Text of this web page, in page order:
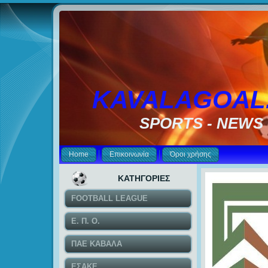
SPORTS - NEWS
Home Επικοινωνία Όροι χρήσης
ΚΑΤΗΓΟΡΙΕΣ
FOOTBALL LEAGUE
Ε. Π. Ο.
ΠΑΕ ΚΑΒΑΛΑ